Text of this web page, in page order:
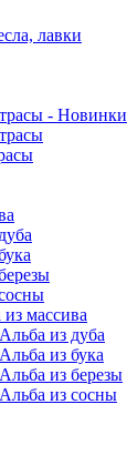
лавки
- Новинки
массива
из дуба
из бука
из березы
из сосны